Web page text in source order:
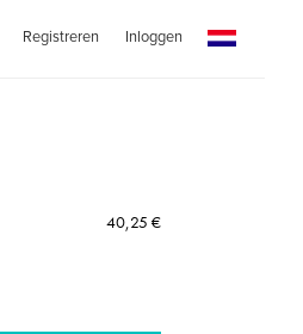
Registreren Inloggen
40,25 €